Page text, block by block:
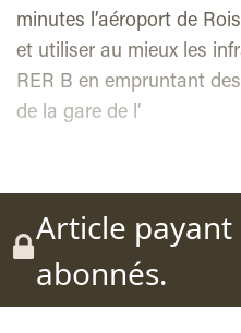
minutes l’aéroport de
et utiliser au mieux les
RER B en empruntant
de la gare de l’
Article
abonnés.